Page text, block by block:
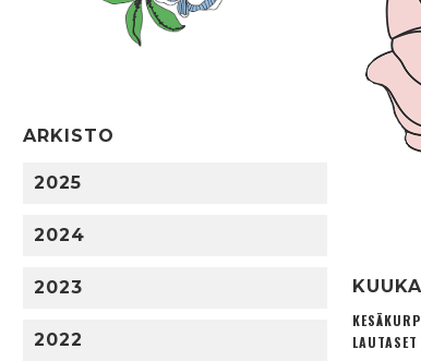
ARKISTO
2025
2024
2023
2022